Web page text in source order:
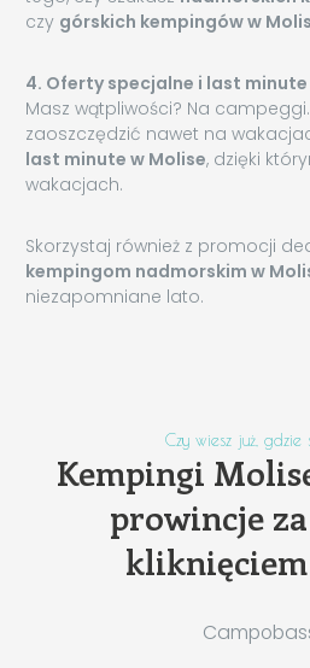
czy górskich kempingów w
4. Oferty specjalne i last minute
Masz wątpliwości? Na
zaoszczędzić nawet na
last minute w Molise, dzięki
wakacjach.
Skorzystaj również z promocji
kempingom nadmorskim w
niezapomniane lato.
Czy wiesz już, gdzie
Kempingi
prowincje